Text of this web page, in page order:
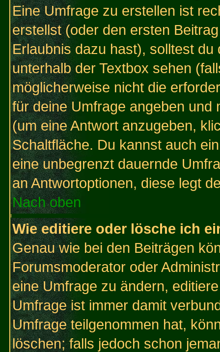
Eine Umfrage zu erstellen ist
erstellst (oder den ersten
Erlaubnis dazu hast), solltest
unterhalb der Textbox sehen
möglicherweise nicht die
für deine Umfrage angeben und
(um eine Antwort anzugeben,
Schaltfläche. Du kannst auch
eine unbegrenzt dauernde
an Antwortoptionen, diese legt
Nach oben
Wie editiere oder lösche ich
Genau wie bei den Beiträgen
Forumsmoderator oder
eine Umfrage zu ändern,
Umfrage ist immer damit
Umfrage teilgenommen hat,
löschen; falls jedoch schon